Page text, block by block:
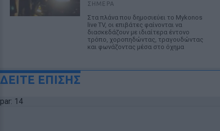
ΣΉΜΕΡΑ
Στα πλάνα που δημοσιεύει το Mykonos
live TV, οι επιβάτες φαίνονται να
διασκεδάζουν με ιδιαίτερα έντονο
τρόπο, χοροπηδώντας, τραγουδώντας
και φωνάζοντας μέσα στο όχημα
ΔΕΙΤΕ ΕΠΙΣΗΣ
par: 14